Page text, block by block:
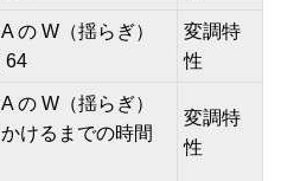
の W（揺らぎ）
64
変調特
性
の W（揺らぎ）
けるまでの時間
変調特
性